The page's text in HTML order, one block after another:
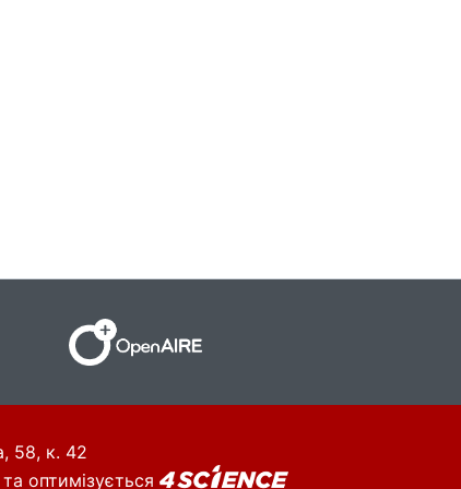
58, к. 42
оптимізується